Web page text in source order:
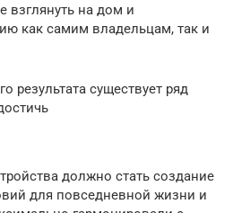
взглянуть на дом и
как самим владельцам, так и
результата существует ряд
должно стать создание
для повседневной жизни и